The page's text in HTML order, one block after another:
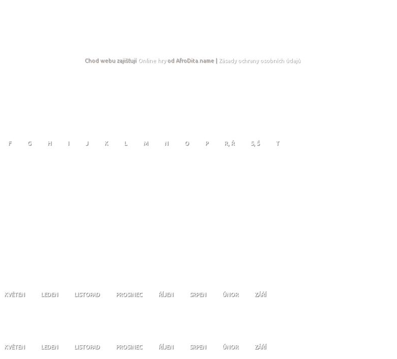
Chod webu zajišťují Online hryod AfroDita.name | Zásady ochrany osobních údajů
F G H I J K L M N O P R, Ř S, Š T
KVĚTEN LEDEN LISTOPAD PROSINEC ŘÍJEN SRPEN ÚNOR ZÁŘÍ
KVĚTEN LEDEN LISTOPAD PROSINEC ŘÍJEN SRPEN ÚNOR ZÁŘÍ